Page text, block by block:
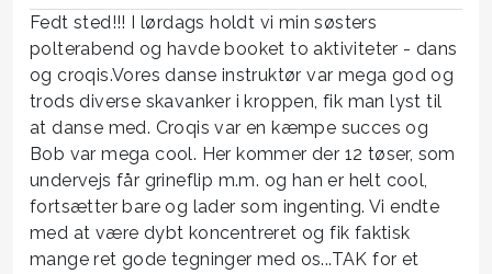
Fedt sted!!! I lørdags holdt vi min søsters
polterabend og havde booket to aktiviteter - dans
og croqis.Vores danse instruktør var mega god og
trods diverse skavanker i kroppen, fik man lyst til
at danse med. Croqis var en kæmpe succes og
Bob var mega cool. Her kommer der 12 tøser, som
undervejs får grineflip m.m. og han er helt cool,
fortsætter bare og lader som ingenting. Vi endte
med at være dybt koncentreret og fik faktisk
mange ret gode tegninger med os...TAK for et